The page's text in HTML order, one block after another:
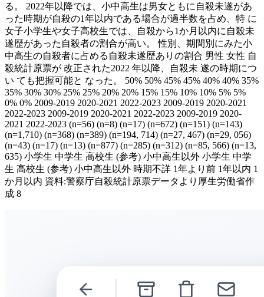
る。 2022年以降では、小中高生は男女ともに自殺未遂があ
った時期が自殺の1年以内である場合が過半数を占め、特 に
女子小学生や女子高校生では、自殺から1か月以内に自殺未
遂歴があった自殺者の割合が高い。 性別、期間別にみた小
中高生の自殺者に占める自殺未遂歴ありの割合 男性 女性 自
殺統計原票が 改正された2022 年以降、自殺未 遂の時期につ
い ても把握可能と なった。 50% 50% 45% 45% 40% 40% 35%
35% 30% 30% 25% 25% 20% 20% 15% 15% 10% 10% 5% 5%
0% 0% 2009-2019 2020-2021 2022-2023 2009-2019 2020-2021
2022-2023 2009-2019 2020-2021 2022-2023 2009-2019 2020-
2021 2022-2023 (n=56) (n=8) (n=17) (n=672) (n=151) (n=143)
(n=1,710) (n=368) (n=389) (n=194, 714) (n=27, 467) (n=29, 056)
(n=43) (n=17) (n=13) (n=877) (n=285) (n=312) (n=85, 566) (n=13,
635) 小学生 中学生 高校生 (参考) 小中高生以外 小学生 中学
生 高校生 (参考) 小中高生以外 時期不詳 1年より前 1年以内 1
か月以内 資料:警察庁自殺統計原票データより厚生労働省作
成 8